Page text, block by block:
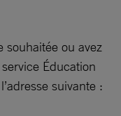
souhaitée ou avez
Éducation
suivante :